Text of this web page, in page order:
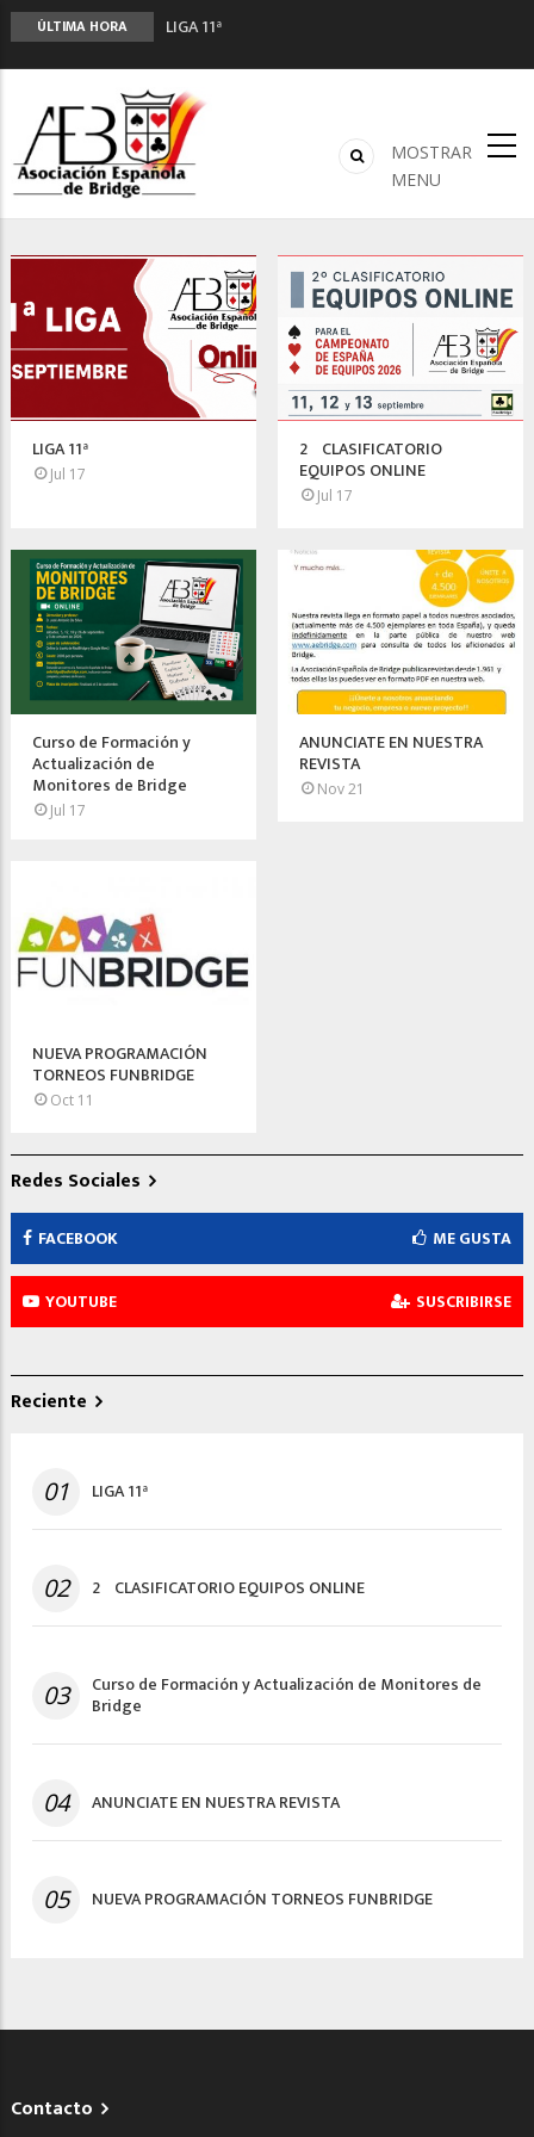
ÚLTIMA HORA
LIGA 11ª
Monitores de Bridge
ANUNCIATE EN NUESTRA REVISTA
NUEVA PROGRAMACIÓN TORNEOS FUNBRIDGE
MOSTRAR
MENU
LIGA 11ª
Jul 17
2º CLASIFICATORIO
EQUIPOS ONLINE
Jul 17
Curso de Formación y
Actualización de
Monitores de Bridge
Jul 17
ANUNCIATE EN NUESTRA
REVISTA
Nov 21
NUEVA PROGRAMACIÓN
TORNEOS FUNBRIDGE
Oct 11
Redes Sociales
FACEBOOK ME GUSTA
YOUTUBE SUSCRIBIRSE
Reciente
01 LIGA 11ª
02 2º CLASIFICATORIO EQUIPOS ONLINE
03 Curso de Formación y Actualización de Monitores de
Bridge
04 ANUNCIATE EN NUESTRA REVISTA
05 NUEVA PROGRAMACIÓN TORNEOS FUNBRIDGE
Contacto